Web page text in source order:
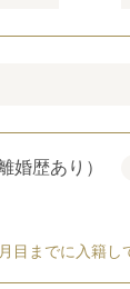
婚歴あり）
までに入籍し